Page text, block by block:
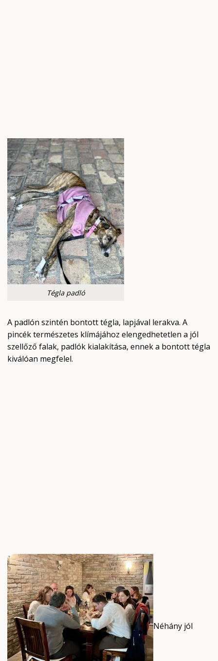
Tégla padló
A padlón szintén bontott tégla, lapjával lerakva. A
pincék természetes klímájához elengedhetetlen a jól
szellőző falak, padlók kialakítása, ennek a bontott tégla
kiválóan megfelel.
Néhány jól